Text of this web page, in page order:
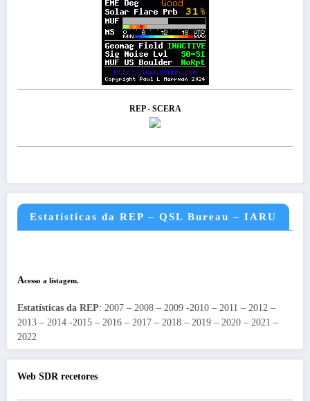
REP - SCERA
Estatísticas da REP – QSL Bureau – IARU
Acesso a listagem.
Estatísticas da REP: 2007 – 2008 – 2009 -2010 – 2011 – 2012 –
2013 – 2014 -2015 – 2016 – 2017 – 2018 – 2019 – 2020 – 2021 –
2022
Web SDR recetores